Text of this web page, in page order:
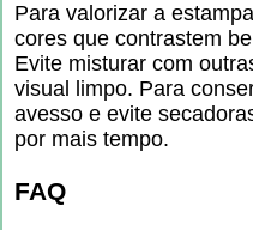
Para valorizar a
cores que contrastem
Evite misturar com
visual limpo. Para
avesso e evite
por mais tempo.
FAQ